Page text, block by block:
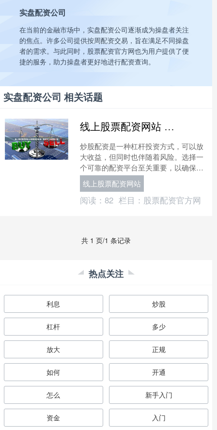
实盘配资公司
在当前的金融市场中，实盘配资公司逐渐成为操盘者关注
的焦点。许多公司提供按周配资交易，旨在满足不同操盘
者的需求。与此同时，股票配资官方网也为用户提供了便
捷的服务，助力操盘者更好地进行配资查询。
实盘配资公司 相关话题
线上股票配资网站 炒股配资的选择：配资平台的明智之选
炒股配资是一种杠杆投资方式，可以放
大收益，但同时也伴随着风险。选择一
个可靠的配资平台至关重要，以确保资
金安全和交易顺畅。 * **无利息负担：**
投资者无需支付....
线上股票配资网站
阅读： 82 栏目： 股票配资官方网
共 1 页/1 条记录
热点关注
利息 炒股
杠杆 多少
放大 正规
如何 开通
怎么 新手入门
资金 入门